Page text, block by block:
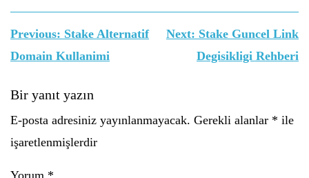
Yazı
gezinmesi
Previous: Stake Alternatif
Domain Kullanimi
Next: Stake Guncel Link
Degisikligi Rehberi
Bir yanıt yazın
E-posta adresiniz yayınlanmayacak. Gerekli alanlar * ile
işaretlenmişlerdir
Yorum *